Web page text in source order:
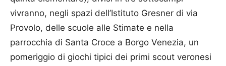
vivranno, negli spazi dell’Istituto Gresner di via
Provolo, delle scuole alle Stimate e nella
parrocchia di Santa Croce a Borgo Venezia, un
pomeriggio di giochi tipici dei primi scout veronesi